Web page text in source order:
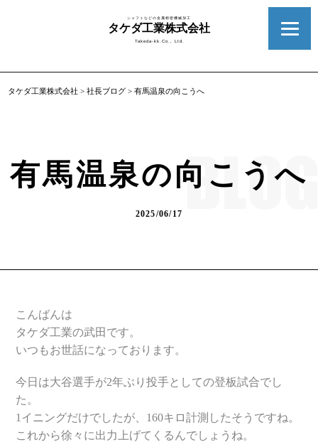
シャフトなどの金属精密機械加工
タケダ工業株式会社
Takeda-kk.Co., Ltd.
タケダ工業株式会社 >社長ブログ >有馬温泉の向こうへ
有馬温泉の向こうへ
2025/06/17
こんばんは
タケダ工業の武田です。
いつもお世話になっております。
今日は大谷選手が2年ぶり投手としての登板試合でし
た。
1イニングだけでしたが、160キロ計測したそうですね。
これから徐々に出力上げてくるんでしょうね。